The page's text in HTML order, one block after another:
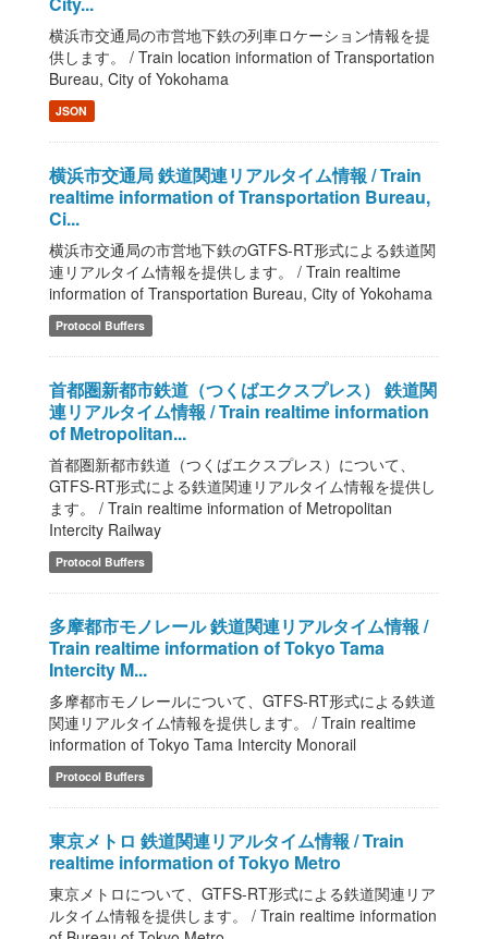
横浜市交通局の市営地下鉄の列車ロケーション情報を提
供します。 / Train location information of Transportation
Bureau, City of Yokohama
JSON
横浜市交通局 鉄道関連リアルタイム情報 / Train
realtime information of Transportation Bureau,
Ci...
横浜市交通局の市営地下鉄のGTFS-RT形式による鉄道関
連リアルタイム情報を提供します。 / Train realtime
information of Transportation Bureau, City of Yokohama
Protocol Buffers
首都圏新都市鉄道（つくばエクスプレス） 鉄道関
連リアルタイム情報 / Train realtime information
of Metropolitan...
首都圏新都市鉄道（つくばエクスプレス）について、
GTFS-RT形式による鉄道関連リアルタイム情報を提供し
ます。 / Train realtime information of Metropolitan
Intercity Railway
Protocol Buffers
多摩都市モノレール 鉄道関連リアルタイム情報 /
Train realtime information of Tokyo Tama
Intercity M...
多摩都市モノレールについて、GTFS-RT形式による鉄道
関連リアルタイム情報を提供します。 / Train realtime
information of Tokyo Tama Intercity Monorail
Protocol Buffers
東京メトロ 鉄道関連リアルタイム情報 / Train
realtime information of Tokyo Metro
東京メトロについて、GTFS-RT形式による鉄道関連リア
ルタイム情報を提供します。 / Train realtime information